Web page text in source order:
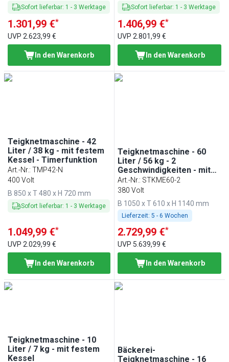
Sofort lieferbar: 1 - 3 Werktage
1.301,99 €*
UVP 2.623,99 €
In den Warenkorb
Sofort lieferbar: 1 - 3 Werktage
1.406,99 €*
UVP2.801,99 €
In den Warenkorb
Teigknetmaschine - 42
Liter / 38 kg - mit festem
Kessel - Timerfunktion
Art.-Nr.: TMP42-N
400 Volt
B 850 x T 480 x H 720 mm
Sofort lieferbar: 1 - 3 Werktage
1.049,99 €*
UVP 2.029,99 €
In den Warenkorb
Teigknetmaschine - 60
Liter / 56 kg - 2
Geschwindigkeiten - mit
festem Kessel & Rollen -
Timerfunktion
Art.-Nr.: STKME60-2
380 Volt
B 1050 x T 610 x H 1140 mm
Lieferzeit: 5 - 6 Wochen
2.729,99 €*
UVP 5.639,99 €
In den Warenkorb
Teigknetmaschine - 10
Liter / 7 kg - mit festem
Kessel
Bäckerei-
Teigknetmaschine - 16